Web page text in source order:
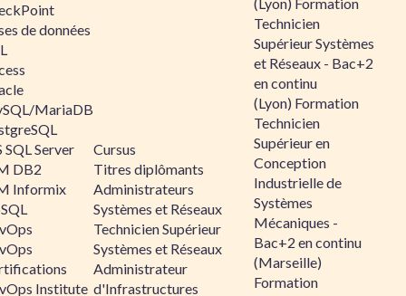
de données
MariaDB
SQL Server
DB2
Informix
Institute
Cursus
Titres diplômants
Administrateurs
Systèmes et Réseaux
Technicien Supérieur
Systèmes et Réseaux
Administrateur
d'Infrastructures
Technicien
Supérieur Systèmes
et Réseaux - Bac+2
en continu
(Lyon) Formation
Technicien
Supérieur en
Conception
Industrielle de
Systèmes
Mécaniques -
Bac+2 en continu
(Marseille)
Formation